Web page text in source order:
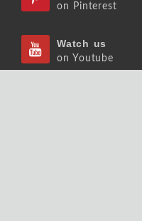
on Pinterest
Watch us
on Youtube